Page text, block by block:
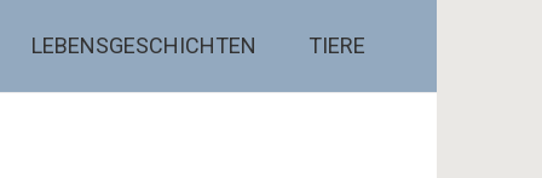
LEBENSGESCHICHTEN TIERE